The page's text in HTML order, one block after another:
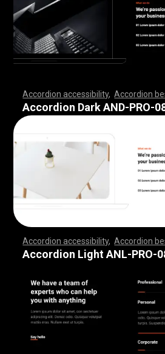
Accordion accessibility ,Accordion
,,,,,,,,,,,,,,,,,,,,,,,, ,,,,,,,,,,,,,,
,,,,,,,,,,,,,,,,,,,,,,,, ,,
Accordion Dark AND-PRO-
Accordion accessibility ,Accordion
,,,,,,,,,,,,,,,,,,,,,,,, ,,,,,,,,,,,,,,
,,,,,,,,,,,,,,,,,,,,,,,, ,,
Accordion Light ANL-PRO-